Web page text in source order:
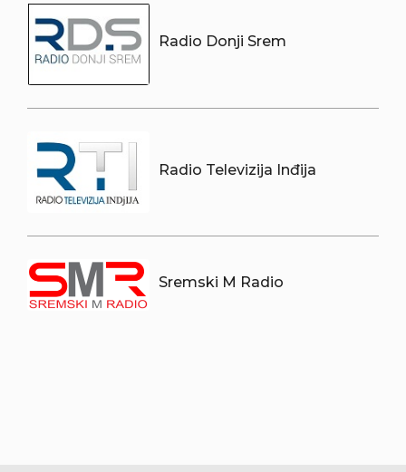
Radio Donji Srem
Radio Televizija Inđija
Sremski M Radio